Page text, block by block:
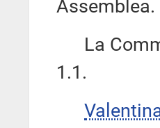
Assemblea.
La
1.1.